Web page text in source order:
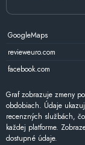
GoogleMaps
revieweuro.com
facebook.com
Graf zobrazuje zmeny
obdobiach. Údaje
recenzných službách,
každej platforme.
dostupné údaje.